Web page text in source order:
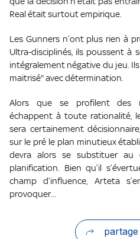
Real était surtout empirique.
Les Gunners n’ont plus rien à
Ultra-disciplinés, ils poussent à
intégralement négative du jeu.
maitrisé" avec détermination.
Alors que se profilent des
échappent à toute rationalité,
sera certainement
sur le pré le plan minutieux
devra alors se substituer au
planification. Bien qu’il
champ d’influence, Arteta
provoquer...